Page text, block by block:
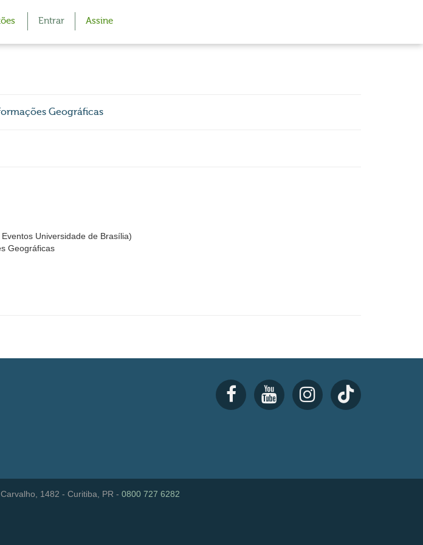
Entrar Assine
Geográficas
Universidade de Brasília)
Geográficas
1482 - Curitiba, PR - 0800 727 6282